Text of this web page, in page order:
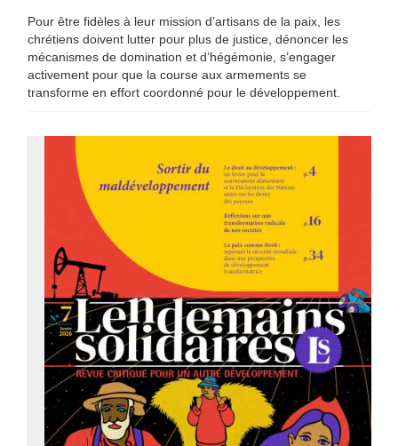
Pour être fidèles à leur mission d’artisans de la paix, les
chrétiens doivent lutter pour plus de justice, dénoncer les
mécanismes de domination et d’hégémonie, s’engager
activement pour que la course aux armements se
transforme en effort coordonné pour le développement.